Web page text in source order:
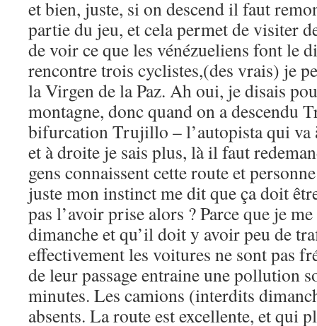
et bien, juste, si on descend il faut
partie du jeu, et cela permet de visiter
de voir ce que les vénézueliens font le
rencontre trois cyclistes,(des vrais) je
la Virgen de la Paz. Ah oui, je disais
montagne, donc quand on a descendu
bifurcation Trujillo – l’autopista qui va
et à droite je sais plus, là il faut
gens connaissent cette route et
juste mon instinct me dit que ça doit
pas l’avoir prise alors ? Parce que je
dimanche et qu’il doit y avoir peu de
effectivement les voitures ne sont pas
de leur passage entraine une pollution
minutes. Les camions (interdits
absents. La route est excellente, et qui